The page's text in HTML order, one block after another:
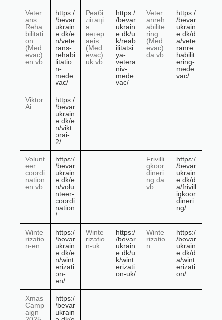
Veter
ans
Reha
bilitati
on
(Med
evac)
en vb
https:/
/bevar
ukrain
e.dk/e
n/vete
rans-
rehabi
litatio
n-
mede
vac/
Реабі
літаці
я
ветер
анів
(Med
evac)
uk vb
https:/
/bevar
ukrain
e.dk/u
k/reab
ilitatsi
ya-
vetera
niv-
mede
vac/
Veter
anreh
abilite
ring
(Med
evac)
da vb
https:/
/bevar
ukrain
e.dk/d
a/vete
ranre
habilit
ering-
mede
vac/
Viktor
Ai
https:/
/bevar
ukrain
e.dk/e
n/vikt
orai-
2/
Volunt
eer
coordi
nation
en vb
https:/
/bevar
ukrain
e.dk/e
n/volu
nteer-
coordi
nation
/
Frivilli
gkoor
dineri
ng da
vb
https:/
/bevar
ukrain
e.dk/d
a/frivill
igkoor
dineri
ng/
Winte
rizatio
n-en
https:/
/bevar
ukrain
e.dk/e
n/wint
erizati
on-
en/
Winte
rizatio
n-uk
https:/
/bevar
ukrain
e.dk/u
k/wint
erizati
on-uk/
Winte
rizatio
n
https:/
/bevar
ukrain
e.dk/d
a/wint
erizati
on/
Xmas
Camp
aign
https:/
/bevar
ukrain